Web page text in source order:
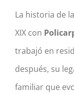
La historia de
XIX con
trabajó en
después, su
familiar que